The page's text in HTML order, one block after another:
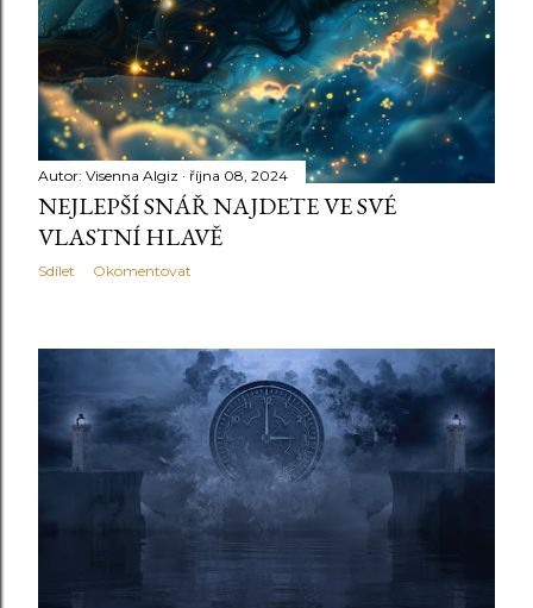
Autor: Visenna Algiz října 08, 2024
NEJLEPŠÍ SNÁŘ NAJDETE VE SVÉ
VLASTNÍ HLAVĚ
Sdílet Okomentovat